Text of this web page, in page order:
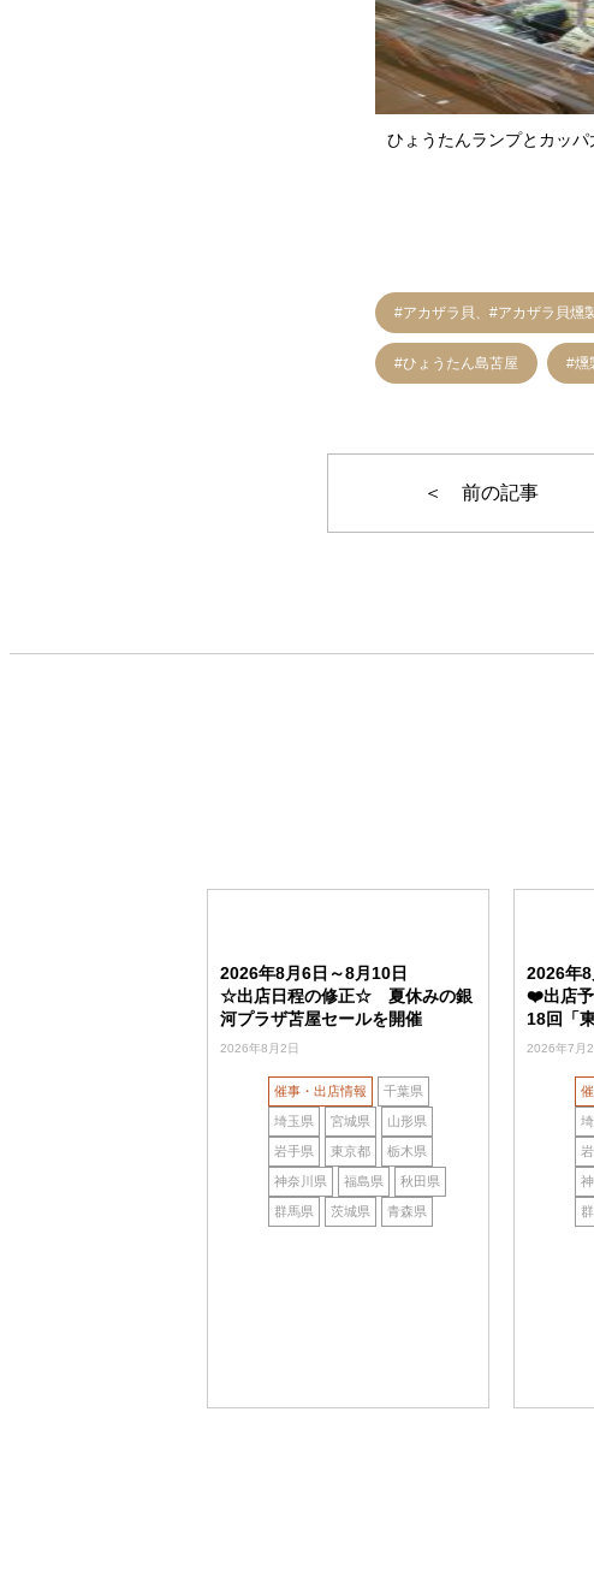
ひょうたんランプとカッ
#アカザラ貝、#アカザラ貝燻
#ひょうたん島苫屋 #燻
＜ 前の記事
2026年8月6日～8月10日
☆出店日程の修正☆ 夏休みの銀
河プラザ苫屋セールを開催
2026年8月2日
催事・出店情報 千葉県
埼玉県 宮城県 山形県
岩手県 東京都 栃木県
神奈川県 福島県 秋田県
群馬県 茨城県 青森県
2026年
❤️出店
18回「
2026年7月